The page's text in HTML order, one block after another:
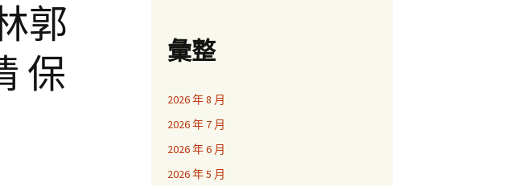
郭
保
彙整
2026 年 8 月
2026 年 7 月
2026 年 6 月
2026 年 5 月